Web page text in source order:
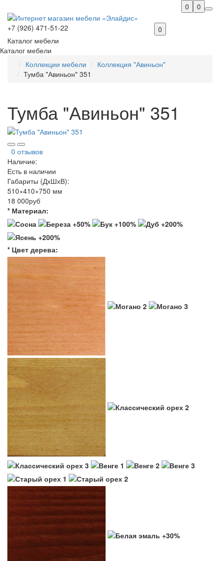
0
0
+7 (926) 471-51-22
0
Каталог мебели
Каталог мебели
Коллекции мебели
Коллекция "Авиньон"
Тумба "Авиньон" 351
Тумба "Авиньон" 351
0 отзывов
Наличие:
Есть в наличии
Габариты (ДхШхВ):
510×410×750 мм
18 000руб
* Материал:
* Цвет дерева: